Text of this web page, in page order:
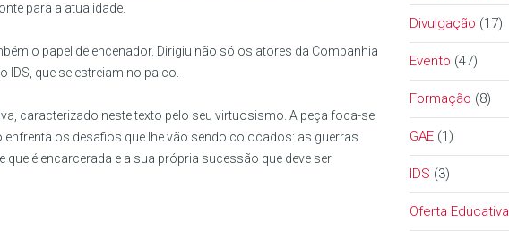
para a atualidade.
o papel de encenador. Dirigiu não só os atores da Companhia
que se estreiam no palco.
caracterizado neste texto pelo seu virtuosismo. A peça foca-se
os desafios que lhe vão sendo colocados: as guerras
é encarcerada e a sua própria sucessão que deve ser
Divulgação (17)
Evento (47)
Formação (8)
GAE(1)
IDS (3)
Oferta Educativa